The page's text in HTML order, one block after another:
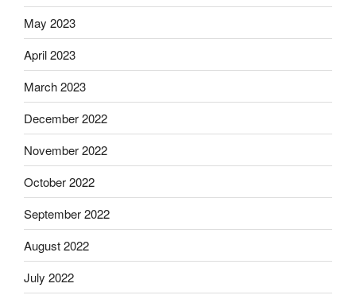
May 2023
April 2023
March 2023
December 2022
November 2022
October 2022
September 2022
August 2022
July 2022